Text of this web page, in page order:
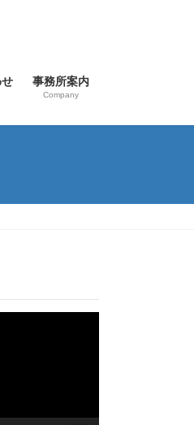
事務所案内
Company